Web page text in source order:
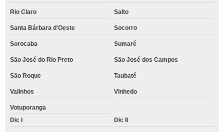
Rio Claro Salto
Santa Bárbara d'Oeste Socorro
Sorocaba Sumaré
São José do Rio Preto São José dos Campos
São Roque Taubaté
Valinhos Vinhedo
Votuporanga
Dic I
Dic II